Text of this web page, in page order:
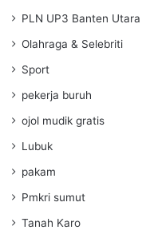
PLN UP3 Banten Utara
Olahraga & Selebriti
Sport
pekerja buruh
ojol mudik gratis
Lubuk
pakam
Pmkri sumut
Tanah Karo